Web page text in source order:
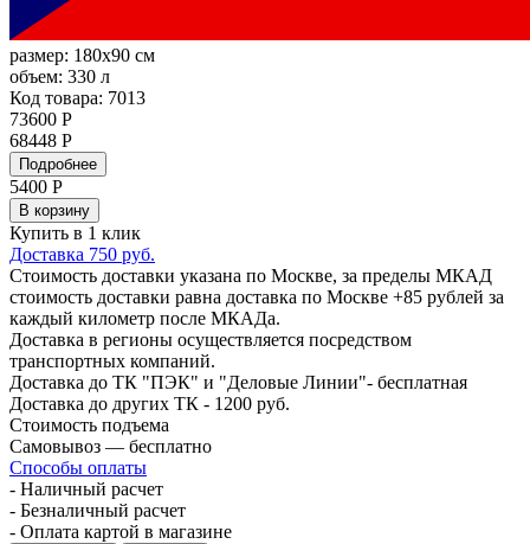
размер: 180x90 см
объем: 330 л
Код товара: 7013
73600 Р
68448 Р
Подробнее
5400 Р
В корзину
Купить в 1 клик
Доставка 750 руб.
Стоимость доставки указана по Москве, за пределы МКАД
стоимость доставки равна доставка по Москве +85 рублей за
каждый километр после МКАДа.
Доставка в регионы осуществляется посредством
транспортных компаний.
Доставка до ТК "ПЭК" и "Деловые Линии"- бесплатная
Доставка до других ТК - 1200 руб.
Стоимость подъема
Самовывоз — бесплатно
Способы оплаты
- Наличный расчет
- Безналичный расчет
- Оплата картой в магазине